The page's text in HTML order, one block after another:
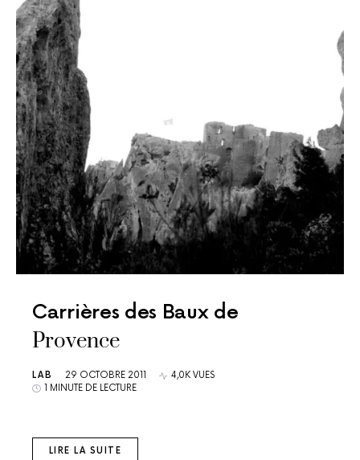
Carrières des Baux de
Provence
LAB 29 OCTOBRE 2011
4,0K VUES
1 MINUTE DE LECTURE
LIRE LA SUITE